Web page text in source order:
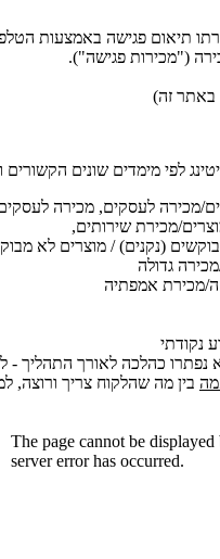
תיאום פגישה באמצעות
("מכירות פגישה").
באתר זה)
לפי מימדים שונים הקשורים
מכירה לעסקים, מכירה
מכירת שירותים,
/ מוצרים לא
גדולה
מכירת אמפתיה
נקודתי
נפתרו כהלכה לאורך התהליך -
בין מה שהלקוח צריך ורוצה,